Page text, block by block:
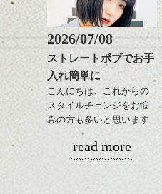
ハンサムショート／ヘッド
スパ／伸びても目立たない
ヘアカラー/ハイライト/ダブ
ルカラー/髪質改善/TOKIOト
リートメント/ブリーチ/イン
ナーカラー/イルミナカラー/
ミニボブ/抜け感ショート/バ
レイヤージュ/縮毛矯正
ハンサムショート／ヘッド
スパ／伸びても目立たない
ヘアカラー/ハイライト/ダブ
ルカラー/髪質改善/TOKIOト
変えたりと前が長いとな
2026/07/08
ストレートボブでお手
入れ簡単に
こんにちは、これからの
スタイルチェンジをお悩
みの方も多いと思います
やっぱりボブでお手入れ
しやすいスタイルだと毎
read more